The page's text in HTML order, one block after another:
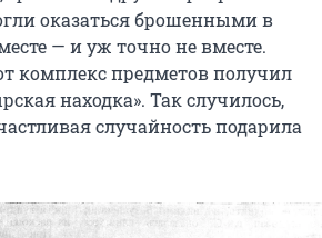
оказаться брошенными в
— и уж точно не вместе.
комплекс предметов получил
находка». Так случилось,
случайность подарила